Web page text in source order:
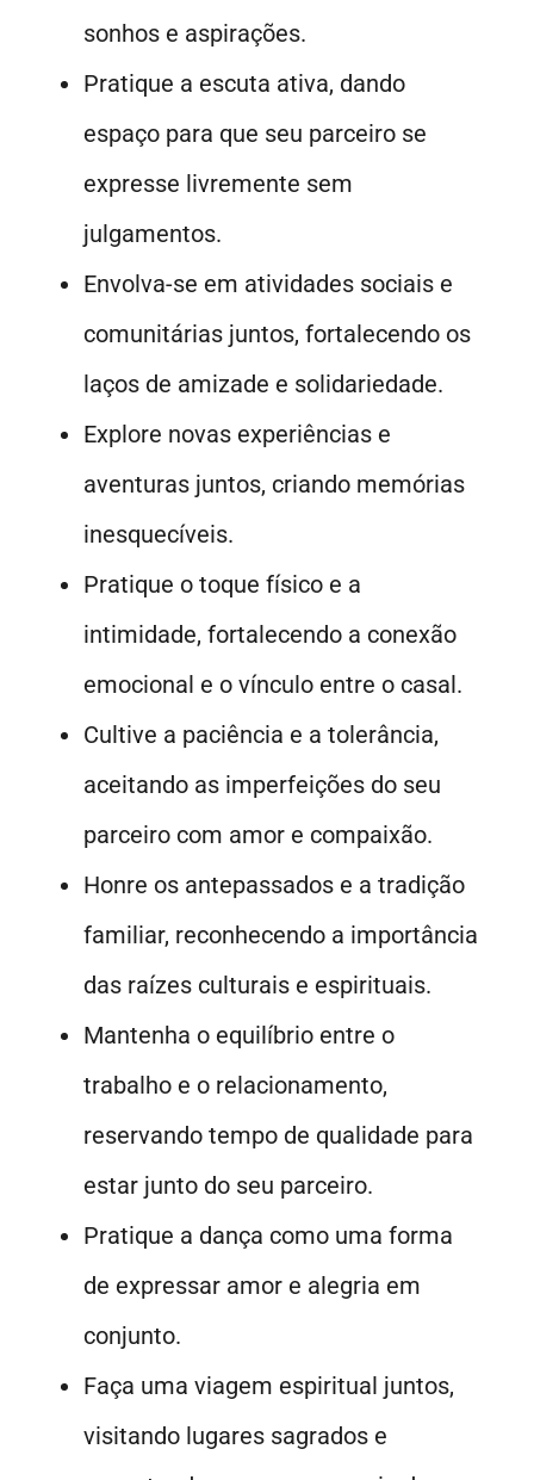
sonhos e aspirações.
Pratique a escuta ativa, dando
espaço para que seu parceiro se
expresse livremente sem
julgamentos.
Envolva-se em atividades sociais e
comunitárias juntos, fortalecendo os
laços de amizade e solidariedade.
Explore novas experiências e
aventuras juntos, criando memórias
inesquecíveis.
Pratique o toque físico e a
intimidade, fortalecendo a conexão
emocional e o vínculo entre o casal.
Cultive a paciência e a tolerância,
aceitando as imperfeições do seu
parceiro com amor e compaixão.
Honre os antepassados e a tradição
familiar, reconhecendo a importância
das raízes culturais e espirituais.
Mantenha o equilíbrio entre o
trabalho e o relacionamento,
reservando tempo de qualidade para
estar junto do seu parceiro.
Pratique a dança como uma forma
de expressar amor e alegria em
conjunto.
Faça uma viagem espiritual juntos,
visitando lugares sagrados e